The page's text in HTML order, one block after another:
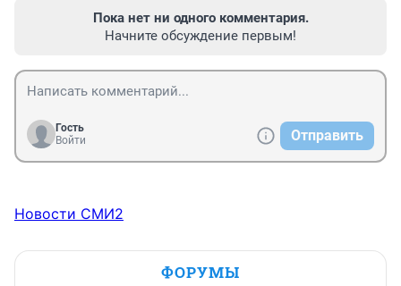
Пока нет ни одного комментария.
Начните обсуждение первым!
Гость
Войти
Отправить
Новости СМИ2
ФОРУМЫ